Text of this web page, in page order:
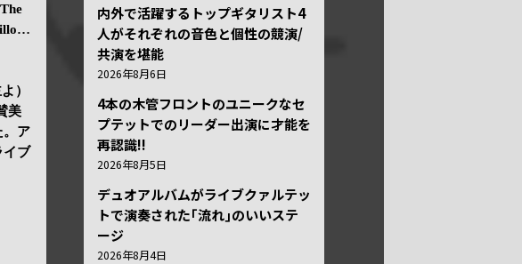
）
美
。ア
イブ
内外で活躍するトップギタリスト4
人がそれぞれの音色と個性の競演/
共演を堪能
2026年8月6日
4本の木管フロントのユニークなセ
プテットでのリーダー出演に才能を
再認識!!
2026年8月5日
デュオアルバムがライブクァルテッ
トで演奏された｢流れ｣のいいステ
ージ
2026年8月4日